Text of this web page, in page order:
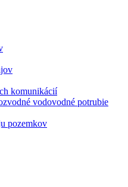
komunikácií
vodovodné potrubie
pozemkov